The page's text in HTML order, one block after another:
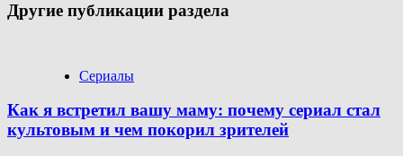
Другие публикации раздела
Сериалы
Как я встретил вашу маму: почему сериал стал
культовым и чем покорил зрителей